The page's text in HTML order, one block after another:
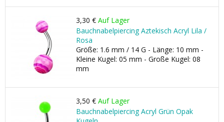
3,30 € Auf Lager
Bauchnabelpiercing Aztekisch Acryl Lila /
Rosa
Größe: 1.6 mm / 14 G - Länge: 10 mm -
Kleine Kugel: 05 mm - Große Kugel: 08
mm
3,50 € Auf Lager
Bauchnabelpiercing Acryl Grün Opak